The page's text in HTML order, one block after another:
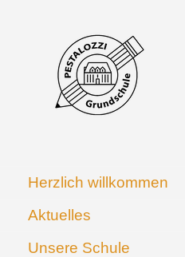
Herzlich willkommen
Aktuelles
Unsere Schule